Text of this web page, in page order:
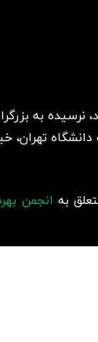
نرسیده به
تهران،
به انجمن